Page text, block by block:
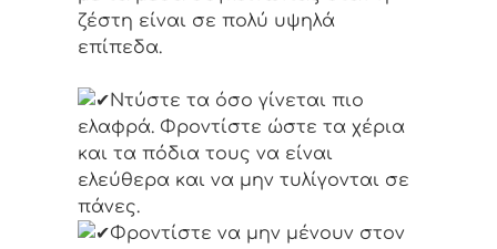
ζέστη είναι σε πολύ υψηλά
επίπεδα.
Ντύστε τα όσο γίνεται πιο
ελαφρά. Φροντίστε ώστε τα χέρια
και τα πόδια τους να είναι
ελεύθερα και να μην τυλίγονται σε
πάνες.
Φροντίστε να μην μένουν στον